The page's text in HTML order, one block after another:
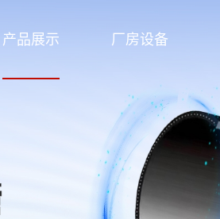
产品展示 厂房设备